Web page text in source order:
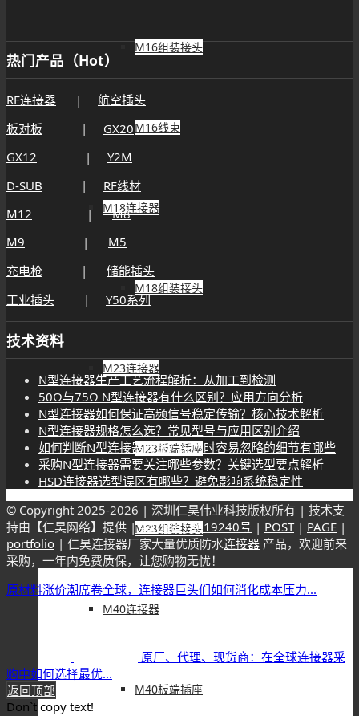
M16组装接头
M16线束
M18连接器
M18组装接头
M23连接器
M23板端插座
M23组装接头
M40连接器
M40板端插座
热门产品（Hot）
RF连接器 | 航空插头
板对板 | GX20
GX12 | Y2M
D-SUB | RF线材
M12 |M8
M9 | M5
充电枪 | 储能插头
工业插头 | Y50系列
技术资料
N型连接器生产工艺流程解析：从加工到检测
50Ω与75Ω N型连接器有什么区别？应用方向分析
N型连接器如何保证高频信号稳定传输？核心技术解析
N型连接器规格怎么选？常见型号与应用区别介绍
如何判断N型连接器质量？采购时容易忽略的细节有哪些
采购N型连接器需要关注哪些参数？关键选型要点解析
HSD连接器选型误区有哪些？避免影响系统稳定性
© Copyright 2025-2026 | 深圳仁昊伟业科技版权所有 | 技术支
持由【仁昊网络】提供 |粤ICP备18019240号 | POST| PAGE |
portfolio | 仁昊连接器厂家大量优质防水连接器 产品，欢迎前来
采购，一年内免费质保，让您购物无忧！
原材料涨价潮席卷全球，连接器巨头们如何消化成本压力...
原厂、代理、现货商：在全球连接器采
购中如何选择最优...
返回顶部
Don`t copy text!